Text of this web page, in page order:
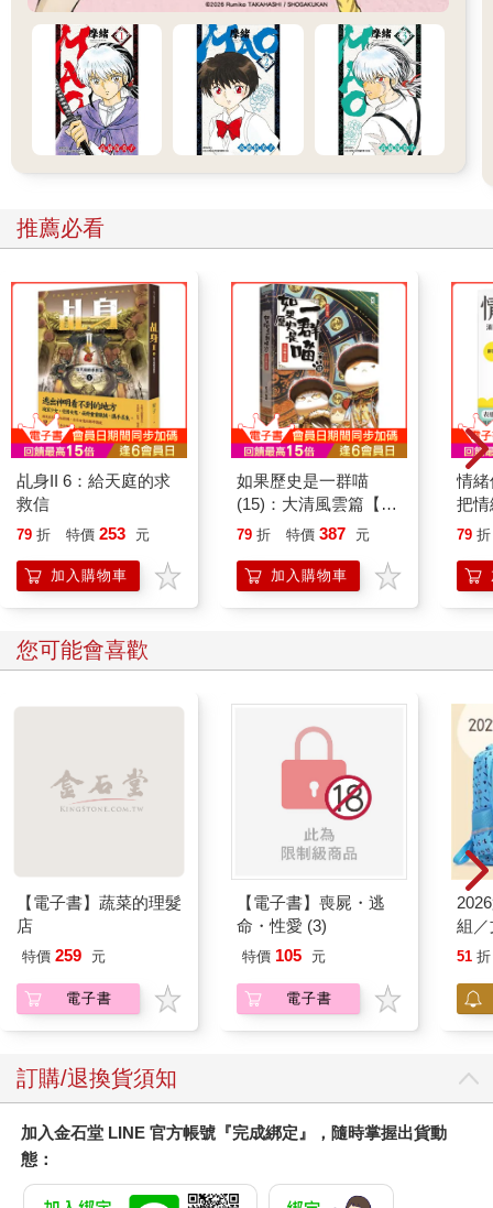
推薦必看
乩身II 6：給天庭的求
救信
79 折 特價 253 元
加入購物車
如果歷史是一群喵
(15)：大清風雲篇【萌
貓漫畫學歷史】
79 折 特價 387 元
加入購物車
情
把
誰
79 折
您可能會喜歡
【電子書】蔬菜的理髮
店
特價 259 元
電子書
【電子書】喪屍・逃
命・性愛 (3)
特價 105 元
電子書
組
51 折
訂購/退換貨須知
加入金石堂 LINE 官方帳號『完成綁定』，隨時掌握出貨動
態：